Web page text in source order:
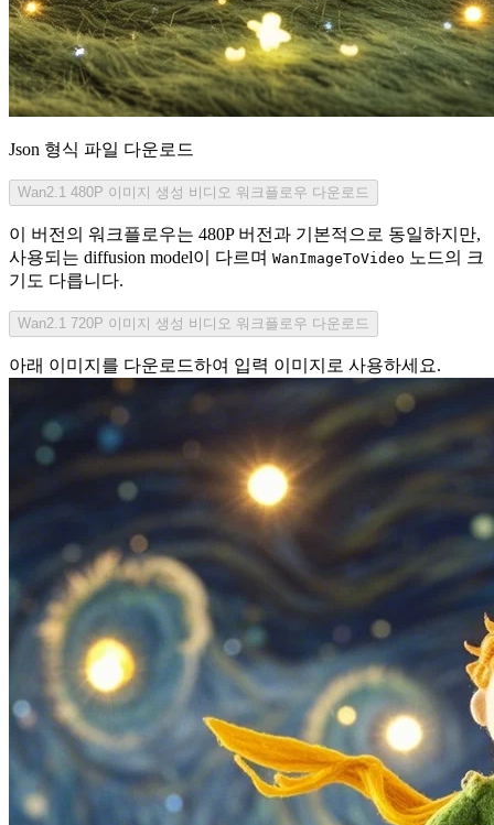
Json 형식 파일 다운로드
Wan2.1 480P 이미지 생성 비디오 워크플로우 다운로드
이 버전의 워크플로우는 480P 버전과 기본적으로 동일하지만,
사용되는 diffusion model이 다르며 WanImageToVideo 노드의 크
기도 다릅니다.
Wan2.1 720P 이미지 생성 비디오 워크플로우 다운로드
아래 이미지를 다운로드하여 입력 이미지로 사용하세요.